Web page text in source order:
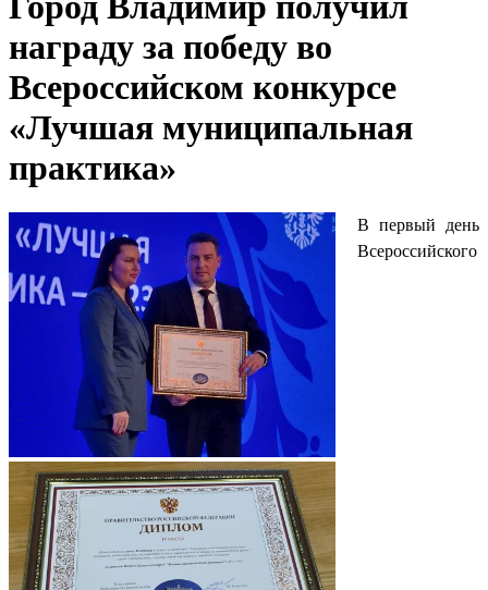
награду за победу во
Всероссийском конкурсе
«Лучшая муниципальная
практика»
В первый день
Всероссийского